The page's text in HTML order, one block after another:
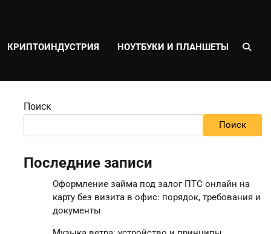
КРИПТОИНДУСТРИЯ НОУТБУКИ И ПЛАНШЕТЫ
Поиск
Поиск
Последние записи
Оформление займа под залог ПТС онлайн на
карту без визита в офис: порядок, требования и
документы